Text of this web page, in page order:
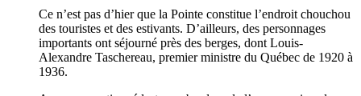
Ce n’est pas d’hier que la Pointe constitue l’endroit chouchou
des touristes et des estivants. D’ailleurs, des personnages
importants ont séjourné près des berges, dont Louis-
Alexandre Taschereau, premier ministre du Québec de 1920 à
1936.